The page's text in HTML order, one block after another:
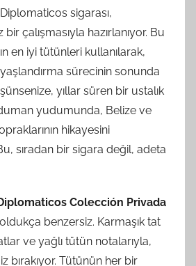
sigarası,
çalışmasıyla hazırlanıyor. Bu
en iyi tütünleri kullanılarak,
sürecinin sonunda
yıllar süren bir ustalık
yudumunda, Belize ve
hikayesini
sıradan bir sigara değil, adeta
Colección Privada
benzersiz. Karmaşık tat
ve yağlı tütün notalarıyla,
bırakıyor. Tütünün her bir